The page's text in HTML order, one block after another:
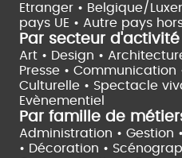
Etranger • Belgique/
pays UE • Autre pays hors
Par secteur d'activité
Art • Design •
Presse • Communication
Culturelle • Spectacle
Evènementiel
Par famille de
Administration • Gestion
• Décoration •